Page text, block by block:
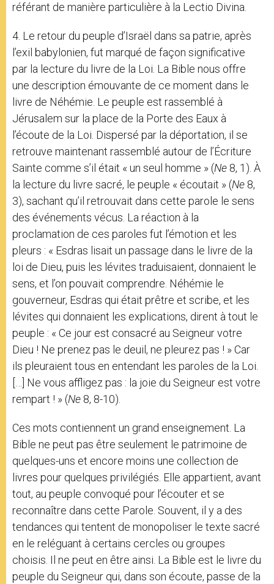
référant de manière particulière à la Lectio Divina.
4. Le retour du peuple d’Israël dans sa patrie, après
l’exil babylonien, fut marqué de façon significative
par la lecture du livre de la Loi. La Bible nous offre
une description émouvante de ce moment dans le
livre de Néhémie. Le peuple est rassemblé à
Jérusalem sur la place de la Porte des Eaux à
l’écoute de la Loi. Dispersé par la déportation, il se
retrouve maintenant rassemblé autour de l’Écriture
Sainte comme s’il était « un seul homme » (Ne 8, 1). À
la lecture du livre sacré, le peuple « écoutait » (Ne 8,
3), sachant qu’il retrouvait dans cette parole le sens
des événements vécus. La réaction à la
proclamation de ces paroles fut l’émotion et les
pleurs : « Esdras lisait un passage dans le livre de la
loi de Dieu, puis les lévites traduisaient, donnaient le
sens, et l’on pouvait comprendre. Néhémie le
gouverneur, Esdras qui était prêtre et scribe, et les
lévites qui donnaient les explications, dirent à tout le
peuple : « Ce jour est consacré au Seigneur votre
Dieu ! Ne prenez pas le deuil, ne pleurez pas ! » Car
ils pleuraient tous en entendant les paroles de la Loi.
[…] Ne vous affligez pas : la joie du Seigneur est votre
rempart ! » (Ne 8, 8-10).
Ces mots contiennent un grand enseignement. La
Bible ne peut pas être seulement le patrimoine de
quelques-uns et encore moins une collection de
livres pour quelques privilégiés. Elle appartient, avant
tout, au peuple convoqué pour l’écouter et se
reconnaître dans cette Parole. Souvent, il y a des
tendances qui tentent de monopoliser le texte sacré
en le reléguant à certains cercles ou groupes
choisis. Il ne peut en être ainsi. La Bible est le livre du
peuple du Seigneur qui, dans son écoute, passe de la